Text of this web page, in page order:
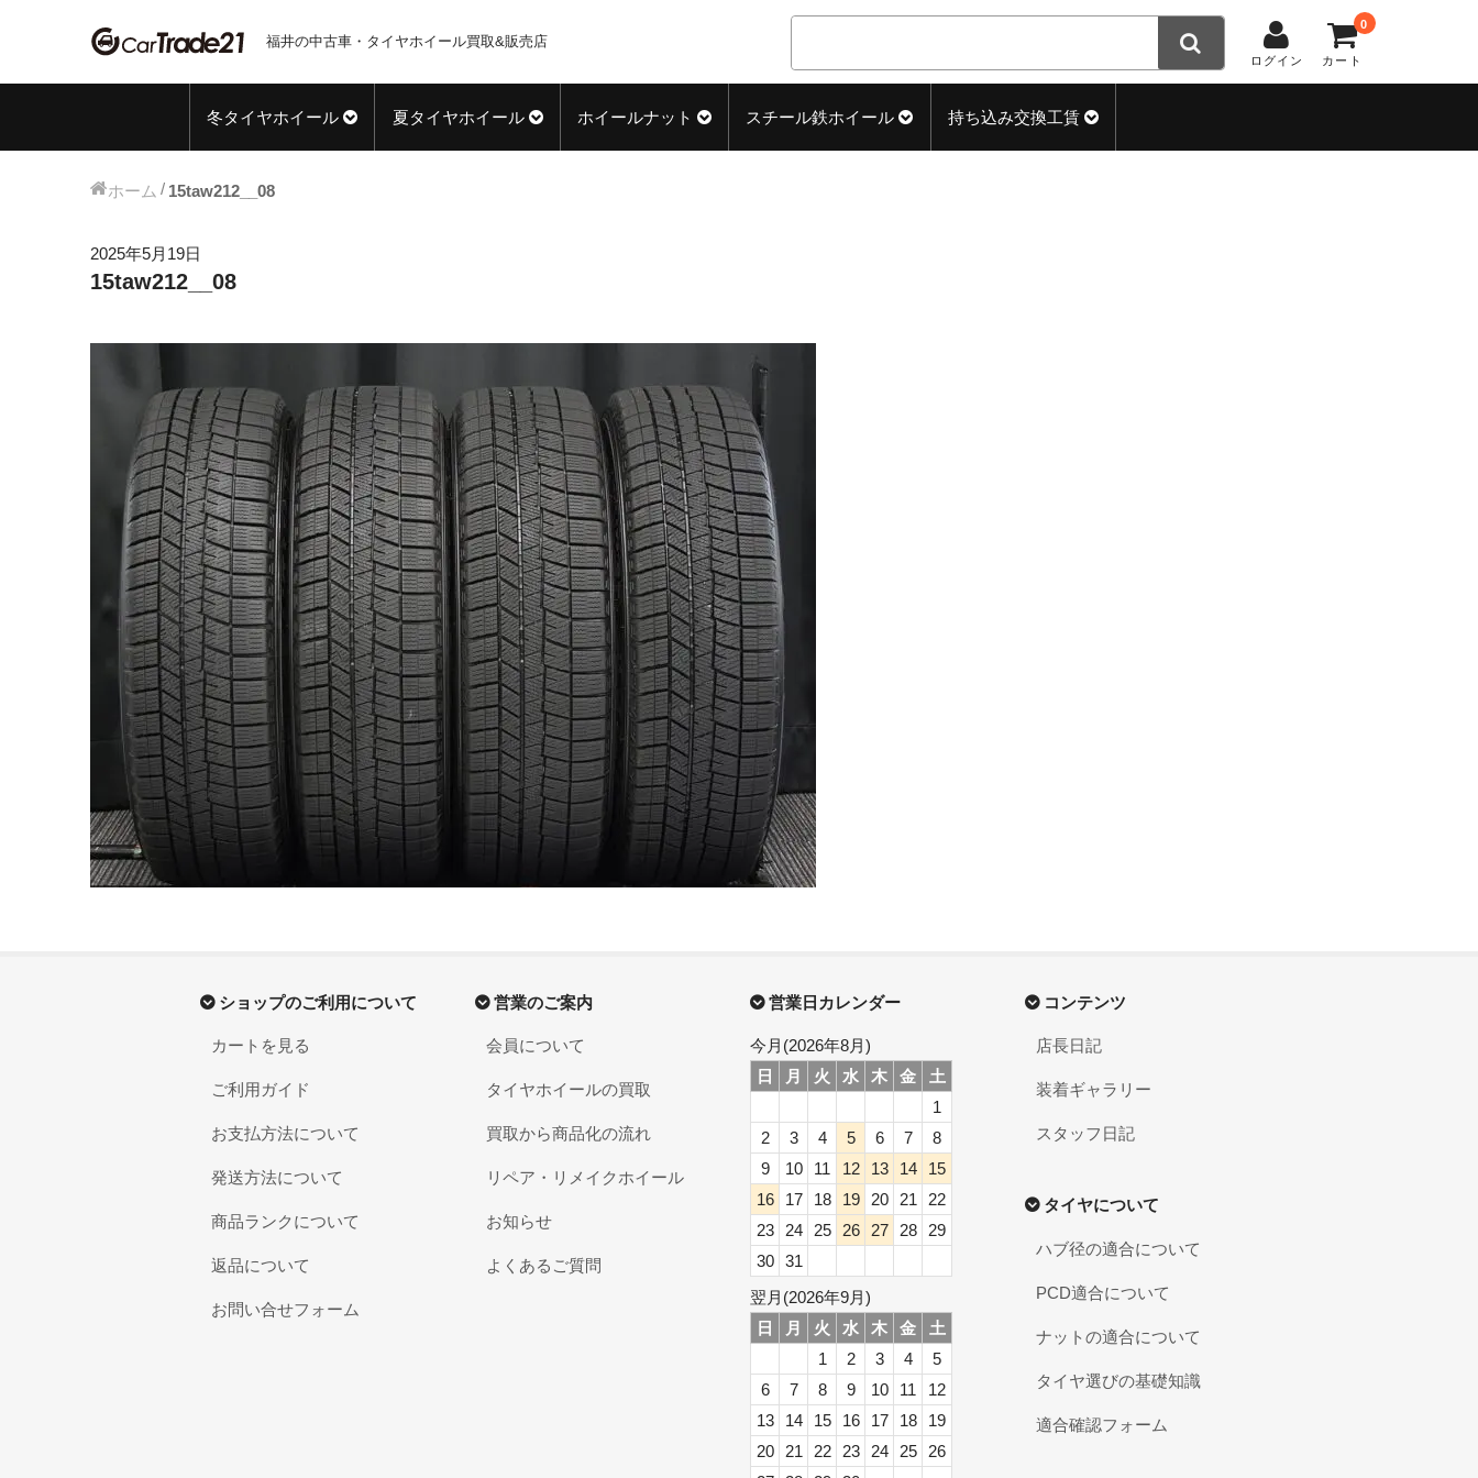
福井の中古車・タイヤホイール買取&販売店
ログイン カート
0
冬タイヤホイール 夏タイヤホイール ホイールナット スチール鉄ホイール 持ち込み交換工賃
ホーム 15taw212__08
2025年5月19日
15taw212__08
ショップのご利用について
カートを見る
ご利用ガイド
お支払方法について
発送方法について
商品ランクについて
返品について
お問い合せフォーム
営業のご案内
会員について
タイヤホイールの買取
買取から商品化の流れ
リペア・リメイクホイール
お知らせ
よくあるご質問
コンテンツ
店長日記
装着ギャラリー
スタッフ日記
タイヤについて
ハブ径の適合について
PCD適合について
ナットの適合について
タイヤ選びの基礎知識
適合確認フォーム
営業日カレンダー
今月(2026年8月)
日
月 火 水 木 金
土
1
2
3 4 5 6 7
8
9
10 11 12 13 14
15
16
17 18 19 20 21
22
23
24 25 26 27 28
29
30
31
翌月(2026年9月)
日
月 火 水 木 金
土
1
2 3 4
5
6
7 8 9 10 11
12
13
14 15 16 17 18
19
20
21 22 23 24 25
26